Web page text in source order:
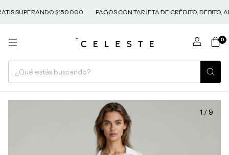
SUPERANDO $150.000 PAGOS CON TARJETA DE CRÉDITO, DEBITO,
0
1 / 9